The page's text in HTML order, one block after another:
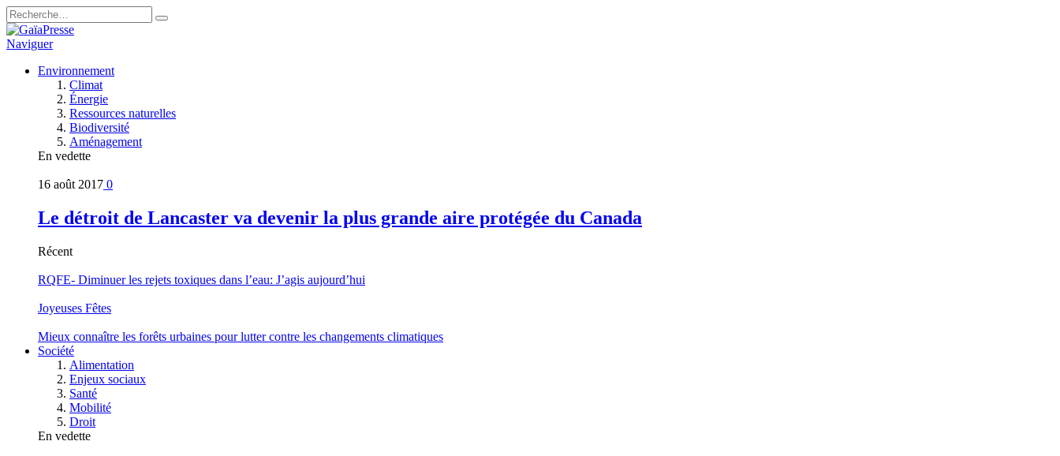
Naviguer
Environnement
Climat
Énergie
Ressources naturelles
Biodiversité
Aménagement
En vedette
16 août 2017 0
Le détroit de Lancaster va devenir la plus grande aire protégée du Canada
Récent
RQFE- Diminuer les rejets toxiques dans l’eau: J’agis aujourd’hui
Joyeuses Fêtes
Mieux connaître les forêts urbaines pour lutter contre les changements climatiques
Société
Alimentation
Enjeux sociaux
Santé
Mobilité
Droit
En vedette